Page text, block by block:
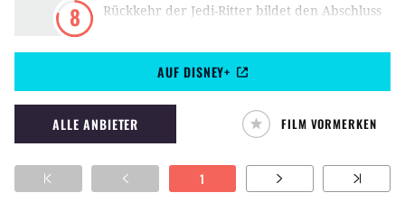
8
Rückkehr der Jedi-Ritter bildet den Abschluss
um die Sternenkriege und die Macht, die alles
durchdringt.AUF DISNEY+
ALLE ANBIETER FILM VORMERKEN
1